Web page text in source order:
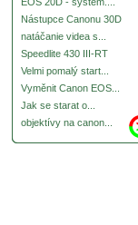
Nástupce Canonu 30D
natáčanie videa s...
Speedlite 430 III-RT
Velmi pomalý start...
Vyměnit Canon EOS...
Jak se starat o...
objektívy na canon...